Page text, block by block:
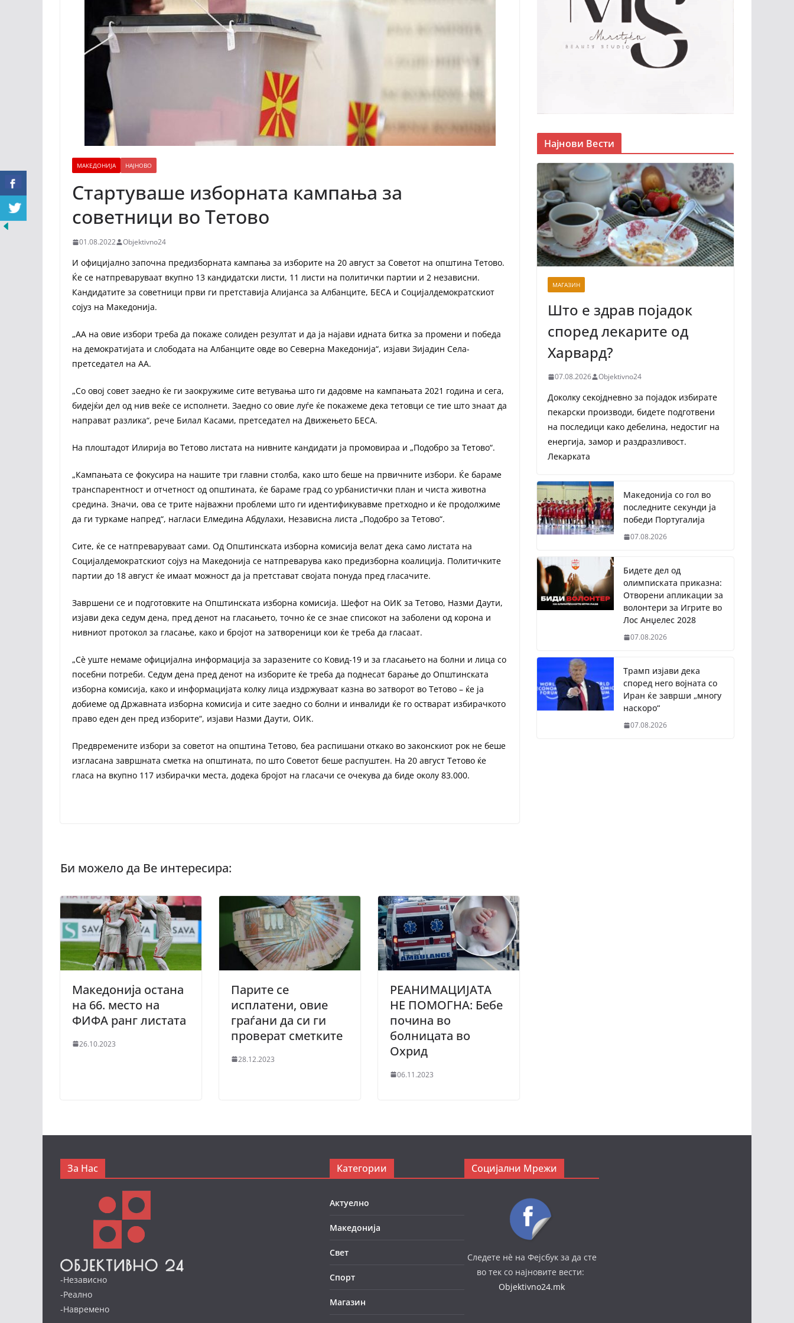
МАКЕДОНИЈА НАЈНОВО
Стартуваше изборната кампања за
советници во Тетово
01.08.2022 Objektivno24
И официјално започна предизборната кампања за изборите на 20 август за Советот на општина Тетово.
Ќе се натпреваруваат вкупно 13 кандидатски листи, 11 листи на политички партии и 2 независни.
Кандидатите за советници први ги претставија Алијанса за Албанците, БЕСА и Социјалдемократскиот
сојуз на Македонија.
„АА на овие избори треба да покаже солиден резултат и да ја најави идната битка за промени и победа
на демократијата и слободата на Албанците овде во Северна Македонија“, изјави Зијадин Села-
претседател на АА.
„Со овој совет заедно ќе ги заокружиме сите ветувања што ги дадовме на кампањата 2021 година и сега,
бидејќи дел од нив веќе се исполнети. Заедно со овие луѓе ќе покажеме дека тетовци се тие што знаат да
направат разлика“, рече Билал Касами, претседател на Движењето БЕСА.
На плоштадот Илирија во Тетово листата на нивните кандидати ја промовираа и „Подобро за Тетово“.
„Кампањата се фокусира на нашите три главни столба, како што беше на првичните избори. Ќе бараме
транспарентност и отчетност од општината, ќе бараме град со урбанистички план и чиста животна
средина. Значи, ова се трите најважни проблеми што ги идентификувавме претходно и ќе продолжиме
да ги туркаме напред“, нагласи Елмедина Абдулахи, Независна листа „Подобро за Тетово“.
Сите, ќе се натпреваруваат сами. Од Општинската изборна комисија велат дека само листата на
Социјалдемократскиот сојуз на Македонија се натпреварува како предизборна коалиција. Политичките
партии до 18 август ќе имаат можност да ја претстават својата понуда пред гласачите.
Завршени се и подготовките на Општинската изборна комисија. Шефот на ОИК за Тетово, Назми Даути,
изјави дека седум дена, пред денот на гласањето, точно ќе се знае списокот на заболени од корона и
нивниот протокол за гласање, како и бројот на затвореници кои ќе треба да гласаат.
„Сè уште немаме официјална информација за заразените со Ковид-19 и за гласањето на болни и лица со
посебни потреби. Седум дена пред денот на изборите ќе треба да поднесат барање до Општинската
изборна комисија, како и информацијата колку лица издржуваат казна во затворот во Тетово – ќе ја
добиеме од Државната изборна комисија и сите заедно со болни и инвалиди ќе го остварат избирачкото
право еден ден пред изборите“, изјави Назми Даути, ОИК.
Предвремените избори за советот на општина Тетово, беа распишани откако во законскиот рок не беше
изгласана завршната сметка на општината, по што Советот беше распуштен. На 20 август Тетово ќе
гласа на вкупно 117 избирачки места, додека бројот на гласачи се очекува да биде околу 83.000.
Maкедонија остана
на 66. место на
ФИФА ранг листата
26.10.2023
Парите се
исплатени, овие
граѓани да си ги
проверат сметките
28.12.2023
РЕАНИМАЦИЈАТА
НЕ ПОМОГНА: Бебе
почина во
болницата во
Охрид
06.11.2023
Најнови Вести
МАГАЗИН
Што е здрав појадок
според лекарите од
Харвард?
07.08.2026 Objektivno24
Доколку секојдневно за појадок избирате
пекарски производи, бидете подготвени
на последици како дебелина, недостиг на
енергија, замор и раздразливост.
Лекарката
Македонија со гол во
последните секунди ја
победи Португалија
07.08.2026
Бидете дел од
олимписката приказна:
Отворени апликации за
волонтери за Игрите во
Лос Анџелес 2028
07.08.2026
Трамп изјави дека
според него војната со
Иран ќе заврши „многу
наскоро“
07.08.2026
За Нас
-Независно
-Реално
-Навремено
Категории
Актуелно
Македонија
Свет
Спорт
Магазин
Социјални Мрежи
Следете нè на Фејсбук за да сте
во тек со најновите вести:
Objektivno24.mk